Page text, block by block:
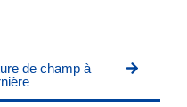
de champ à